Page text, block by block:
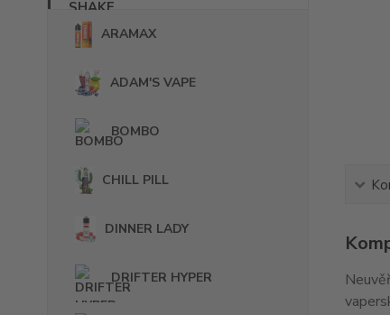
ARAMAX
ADAM'S VAPE
BOMBO
CHILL PILL
DINNER LADY
DRIFTER HYPER